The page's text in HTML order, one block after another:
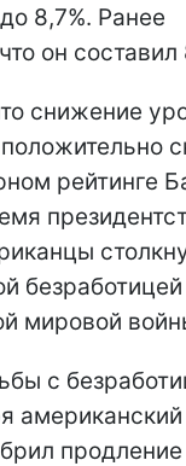
8,7%. Ранее
он составил
снижение
рейтинге
мировой
с
американский